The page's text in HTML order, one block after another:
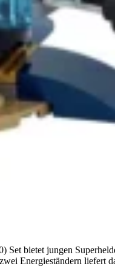
bietet jungen
Energieständern